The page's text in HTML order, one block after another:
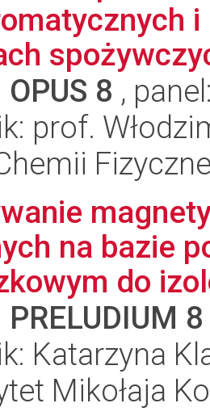
OPUS 8 ,
prof.
na bazie
do
PRELUDIUM 8
Katarzyna
Mikołaja